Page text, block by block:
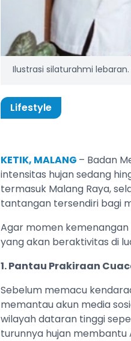
Ilustrasi silaturahmi
Lifestyle
KETIK, MALANG – Badan
intensitas hujan sedang
termasuk Malang Raya,
tantangan tersendiri bagi
Agar momen
yang akan beraktivitas di
1. Pantau Prakiraan
Sebelum memacu
memantau akun media
wilayah dataran tinggi
turunnya hujan